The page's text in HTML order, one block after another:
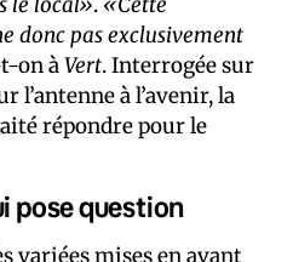
donc pas exclusivement
on àVert. Interrogée sur
l’antenne à l’avenir, la
répondre pour le
pose question
variées mises en avant